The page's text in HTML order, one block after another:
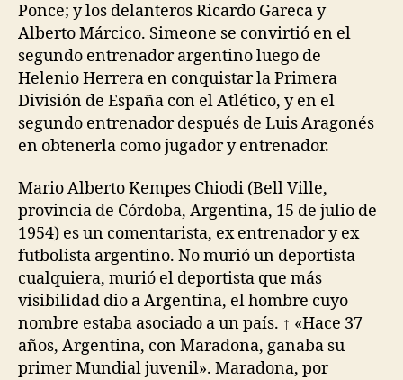
Ponce; y los delanteros Ricardo Gareca y
Alberto Márcico. Simeone se convirtió en el
segundo entrenador argentino luego de
Helenio Herrera en conquistar la Primera
División de España con el Atlético, y en el
segundo entrenador después de Luis Aragonés
en obtenerla como jugador y entrenador.
Mario Alberto Kempes Chiodi (Bell Ville,
provincia de Córdoba, Argentina, 15 de julio de
1954) es un comentarista, ex entrenador y ex
futbolista argentino. No murió un deportista
cualquiera, murió el deportista que más
visibilidad dio a Argentina, el hombre cuyo
nombre estaba asociado a un país. ↑ «Hace 37
años, Argentina, con Maradona, ganaba su
primer Mundial juvenil». Maradona, por